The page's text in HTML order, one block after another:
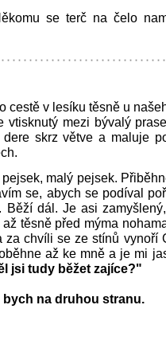
se terč na čelo
cestě v lesíku těsně u
vtisknutý mezi bývalý
skrz větve a maluje
malý pejsek.
se, abych se podíval
dál. Je asi
těsně před mýma
za chvíli se ze stínů vynoří
až ke mně a je mi
jsi tudy běžet zajíce?"
bych na druhou stranu.